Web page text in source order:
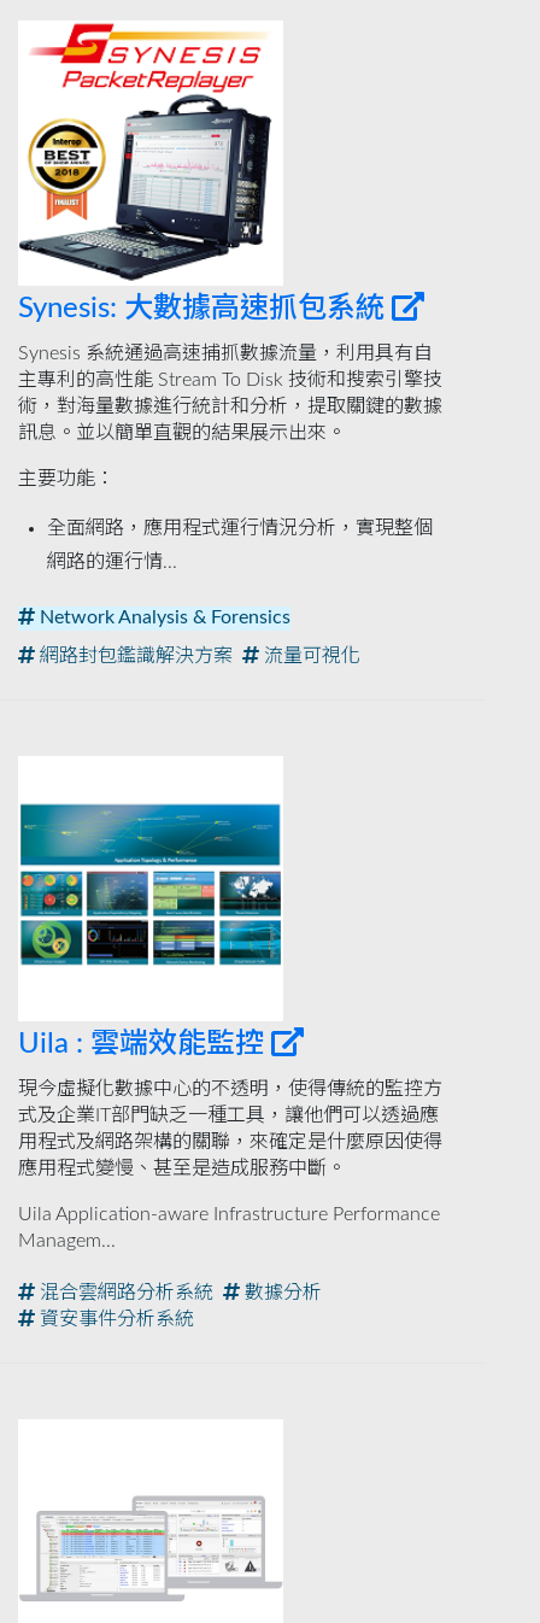
Synesis: 大數據高速抓包系統
Synesis 系統通過高速捕抓數據流量，利用具有自
主專利的高性能 Stream To Disk 技術和搜索引擎技
術，對海量數據進行統計和分析，提取關鍵的數據
訊息。並以簡單直觀的結果展示出來。
主要功能：
全面網路，應用程式運行情況分析，實現整個
網路的運行情...
Network Analysis & Forensics
網路封包鑑識解決方案
流量可視化
Uila : 雲端效能監控
現今虛擬化數據中心的不透明，使得傳統的監控方
式及企業IT部門缺乏一種工具，讓他們可以透過應
用程式及網路架構的關聯，來確定是什麼原因使得
應用程式變慢、甚至是造成服務中斷。
Uila Application-aware Infrastructure Performance
Managem...
混合雲網路分析系統
數據分析
資安事件分析系統